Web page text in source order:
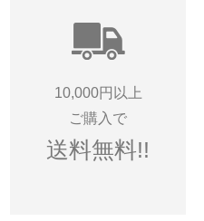
10,000円以上
ご購入で
送料無料!!